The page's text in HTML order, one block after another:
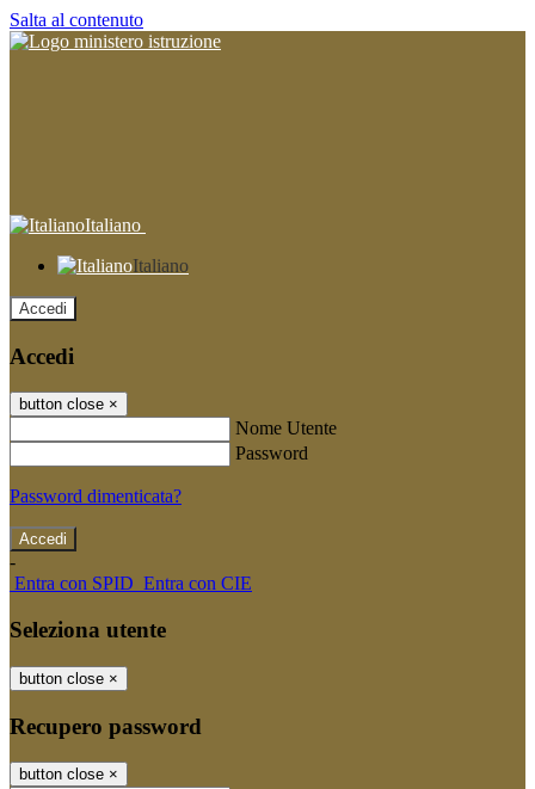
Salta al contenuto
Italiano
Italiano
Accedi
Accedi
button close ×
Nome Utente
Password
Password dimenticata?
-
Entra con SPID Entra con CIE
Seleziona utente
button close ×
Recupero password
button close ×